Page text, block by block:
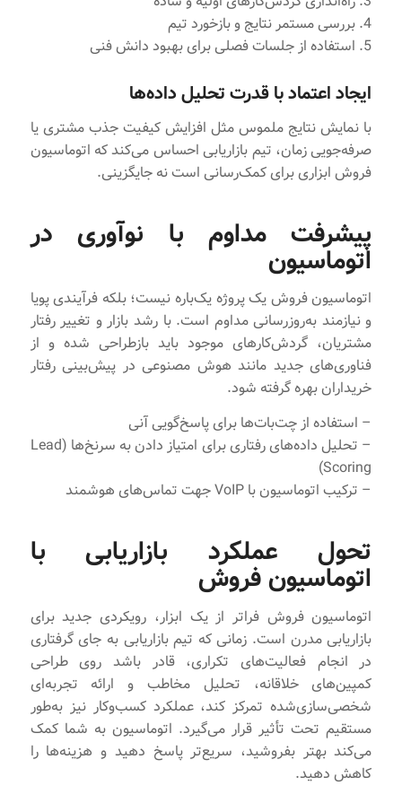
4. بررسی مستمر نتایج و بازخورد تیم
5. استفاده از جلسات فصلی برای بهبود دانش فنی
ایجاد اعتماد با قدرت تحلیل داده‌ها
با نمایش نتایج ملموس مثل افزایش کیفیت جذب مشتری یا
صرفه‌جویی زمان، تیم بازاریابی احساس می‌کند که اتوماسیون
فروش ابزاری برای کمک‌رسانی است نه جایگزینی.
پیشرفت مداوم با نوآوری در
اتوماسیون
اتوماسیون فروش یک پروژه یک‌باره نیست؛ بلکه فرآیندی پویا
و نیازمند به‌روزرسانی مداوم است. با رشد بازار و تغییر رفتار
مشتریان، گردش‌کارهای موجود باید بازطراحی شده و از
فناوری‌های جدید مانند هوش مصنوعی در پیش‌بینی رفتار
خریداران بهره گرفته شود.
– استفاده از چت‌بات‌ها برای پاسخ‌گویی آنی
– تحلیل داده‌های رفتاری برای امتیاز دادن به سرنخ‌ها (Lead
Scoring)
– ترکیب اتوماسیون با VoIP جهت تماس‌های هوشمند
تحول عملکرد بازاریابی با
اتوماسیون فروش
اتوماسیون فروش فراتر از یک ابزار، رویکردی جدید برای
بازاریابی مدرن است. زمانی که تیم بازاریابی به جای گرفتاری
در انجام فعالیت‌های تکراری، قادر باشد روی طراحی
کمپین‌های خلاقانه، تحلیل مخاطب و ارائه تجربه‌ای
شخصی‌سازی‌شده تمرکز کند، عملکرد کسب‌وکار نیز به‌طور
مستقیم تحت تأثیر قرار می‌گیرد. اتوماسیون به شما کمک
می‌کند بهتر بفروشید، سریع‌تر پاسخ دهید و هزینه‌ها را
کاهش دهید.